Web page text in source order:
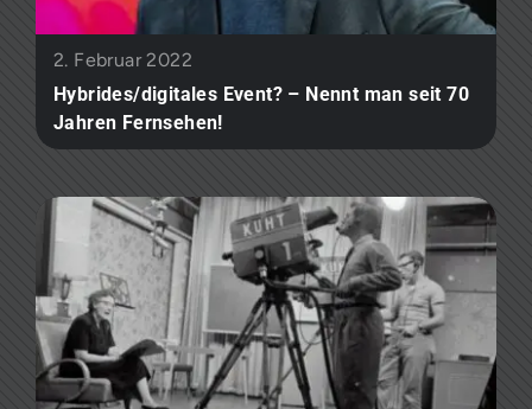
2. Februar 2022
Hybrides/digitales Event? – Nennt man seit 70
Jahren Fernsehen!​